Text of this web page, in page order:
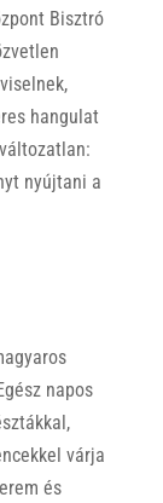
Bisztró
hangulat
nyújtani a
napos
várja
és